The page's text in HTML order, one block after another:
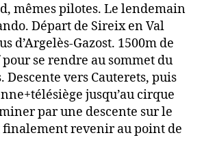
mêmes pilotes. Le lendemain
Départ de Sireix en Val
d’Argelès-Gazost. 1500m de
se rendre au sommet du
Descente vers Cauterets, puis
jusqu’au cirque
par une descente sur le
finalement revenir au point de